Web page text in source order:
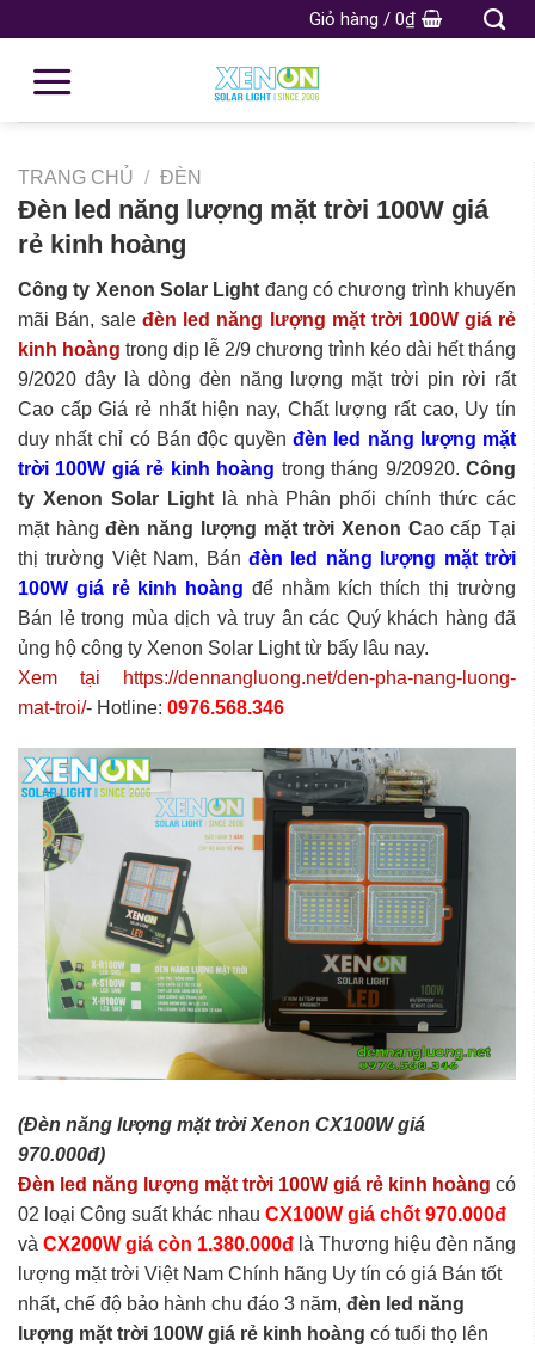
Giỏ hàng / 0₫
TRANG CHỦ / ĐÈN
Đèn led năng lượng mặt trời 100W giá
rẻ kinh hoàng
Công ty Xenon Solar Light đang có chương trình khuyến
mãi Bán, saleđèn led năng lượng mặt trời 100W giá rẻ
kinh hoàng trong dịp lễ 2/9 chương trình kéo dài hết tháng
9/2020 đây là dòng đèn năng lượng mặt trời pin rời rất
Cao cấp Giá rẻ nhất hiện nay, Chất lượng rất cao, Uy tín
duy nhất chỉ có Bán độc quyềnđèn led năng lượng mặt
trời 100W giá rẻ kinh hoàng trong tháng 9/20920.Công
ty Xenon Solar Light
là nhà Phân phối chính thức các
mặt hàngđèn năng lượng mặt trời Xenon Cao cấp Tại
thị trường Việt Nam, Bán đèn led năng lượng mặt trời
100W giá rẻ kinh hoàng để nhằm kích thích thị trường
Bán lẻ trong mùa dịch và truy ân các Quý khách hàng đã
ủng hộ công ty Xenon Solar Light từ bấy lâu nay.
Xem tại https://dennangluong.net/den-pha-nang-luong-
mat-troi/- Hotline: 0976.568.346
(Đèn năng lượng mặt trời Xenon CX100W giá
970.000đ)
Đèn led năng lượng mặt trời 100W giá rẻ kinh hoàng có
02 loại Công suất khác nhau CX100W giá chốt 970.000đ
và CX200W giá còn 1.380.000đ là Thương hiệu đèn năng
lượng mặt trời Việt Nam Chính hãng Uy tín có giá Bán tốt
nhất, chế độ bảo hành chu đáo 3 năm, đèn led năng
lượng mặt trời 100W giá rẻ kinh hoàng có tuổi thọ lên